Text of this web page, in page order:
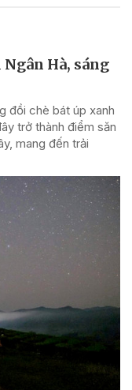
Hà, sáng
đồi chè bát úp xanh
trở thành điểm săn
mang đến trải